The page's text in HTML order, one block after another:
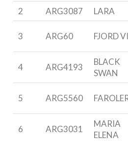
2
ARG3087 LARA
3 ARG60 FJORD VI
4 ARG4193
BLACK
SWAN
5 ARG5560
6 ARG3031
MARIA
ELENA